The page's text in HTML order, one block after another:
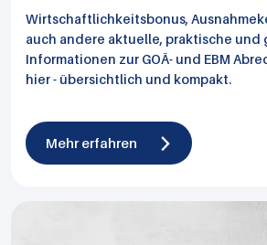
Wirtschaftlichkeitsbonus,
auch andere aktuelle, praktische und
Informationen zur GOÄ- und EBM
hier - übersichtlich und kompakt.
Mehr erfahren